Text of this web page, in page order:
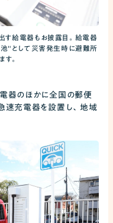
す給電器もお披露目。給電器
"として災害発生時に避難所
す。
器のほかに全国の郵便
速充電器を設置し、地域